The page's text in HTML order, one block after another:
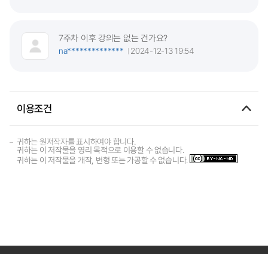
7주차 이후 강의는 없는 건가요?
na**************
2024-12-13 19:54
이용조건
귀하는 원저작자를 표시하여야 합니다.
귀하는 이 저작물을 영리 목적으로 이용할 수 없습니다.
귀하는 이 저작물을 개작, 변형 또는 가공할 수 없습니다.